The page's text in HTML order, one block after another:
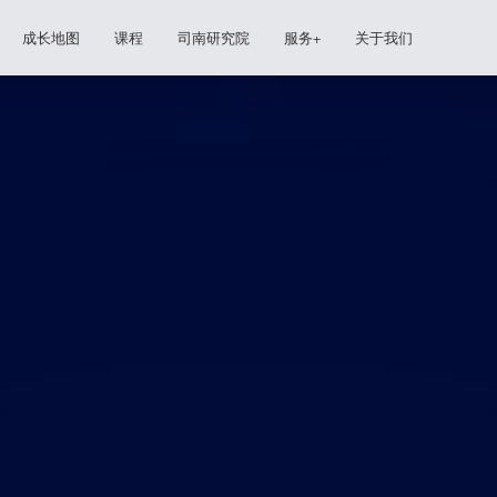
成长地图 课程 司南研究院 服务+ 关于我们